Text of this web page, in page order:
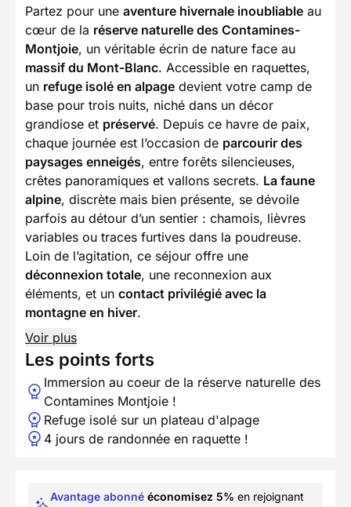
Partez pour une aventure hivernale inoubliable au
cœur de la réserve naturelle des Contamines-
Montjoie, un véritable écrin de nature face au
massif du Mont-Blanc. Accessible en raquettes,
un refuge isolé en alpage devient votre camp de
base pour trois nuits, niché dans un décor
grandiose et préservé. Depuis ce havre de paix,
chaque journée est l’occasion de parcourir des
paysages enneigés, entre forêts silencieuses,
crêtes panoramiques et vallons secrets. La faune
alpine, discrète mais bien présente, se dévoile
parfois au détour d’un sentier : chamois, lièvres
variables ou traces furtives dans la poudreuse.
Loin de l’agitation, ce séjour offre une
déconnexion totale, une reconnexion aux
éléments, et un contact privilégié avec la
montagne en hiver.
Voir plus
Les points forts
Immersion au coeur de la réserve naturelle des
Contamines Montjoie !
Refuge isolé sur un plateau d'alpage
4 jours de randonnée en raquette !
Avantage abonné économisez 5% en rejoignant